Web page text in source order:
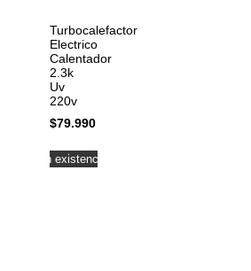
Turbocalefactor
Electrico
Calentador
2.3k
Uv
220v
$79.990
Leer más